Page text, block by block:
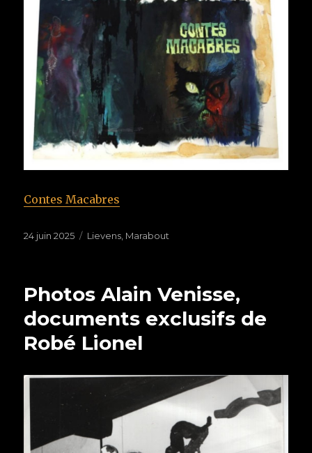
Contes Macabres
Publié
24 juin 2025 Étiquettes
Lievens Marabout
Photos Alain Venisse,
documents exclusifs de
Robé Lionel